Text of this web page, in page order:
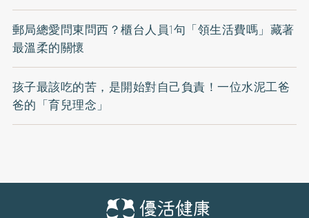
郵局總愛問東問西？櫃台人員1句「領生活費嗎」藏著
最溫柔的關懷
孩子最該吃的苦，是開始對自己負責！一位水泥工爸
爸的「育兒理念」